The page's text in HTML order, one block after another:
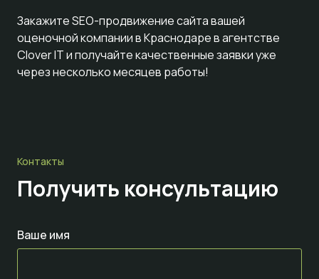
Закажите SEO-продвижение сайта вашей
оценочной компании в Краснодаре в агентстве
Clover IT и получайте качественные заявки уже
через несколько месяцев работы!
Контакты
Получить консультацию
Ваше имя